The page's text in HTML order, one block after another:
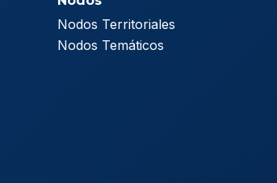
Nodos Territoriales
Nodos Temáticos